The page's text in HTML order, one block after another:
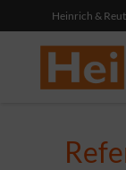
Heinrich &